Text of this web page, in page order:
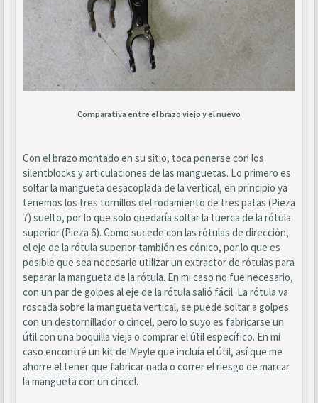
Comparativa entre el brazo viejo y el nuevo
Con el brazo montado en su sitio, toca ponerse con los
silentblocks y articulaciones de las manguetas. Lo primero es
soltar la mangueta desacoplada de la vertical, en principio ya
tenemos los tres tornillos del rodamiento de tres patas (Pieza
7) suelto, por lo que solo quedaría soltar la tuerca de la rótula
superior (Pieza 6). Como sucede con las rótulas de dirección,
el eje de la rótula superior también es cónico, por lo que es
posible que sea necesario utilizar un extractor de rótulas para
separar la mangueta de la rótula. En mi caso no fue necesario,
con un par de golpes al eje de la rótula salió fácil. La rótula va
roscada sobre la mangueta vertical, se puede soltar a golpes
con un destornillador o cincel, pero lo suyo es fabricarse un
útil con una boquilla vieja o comprar el útil específico. En mi
caso encontré un kit de Meyle que incluía el útil, así que me
ahorre el tener que fabricar nada o correr el riesgo de marcar
la mangueta con un cincel.